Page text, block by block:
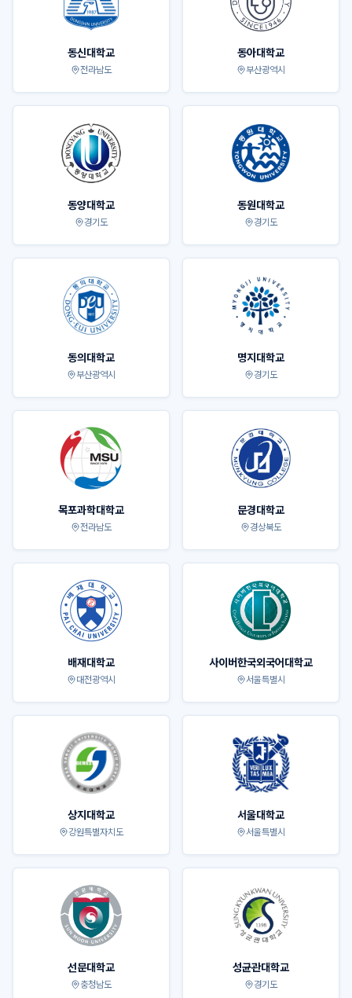
동신대학교
전라남도
동아대학교
부산광역시
동양대학교
경기도
동원대학교
경기도
동의대학교
부산광역시
명지대학교
경기도
목포과학대학교
전라남도
문경대학교
경상북도
배재대학교
대전광역시
사이버한국외국어대학교
서울특별시
상지대학교
강원특별자치도
서울대학교
서울특별시
선문대학교
충청남도
성균관대학교
경기도